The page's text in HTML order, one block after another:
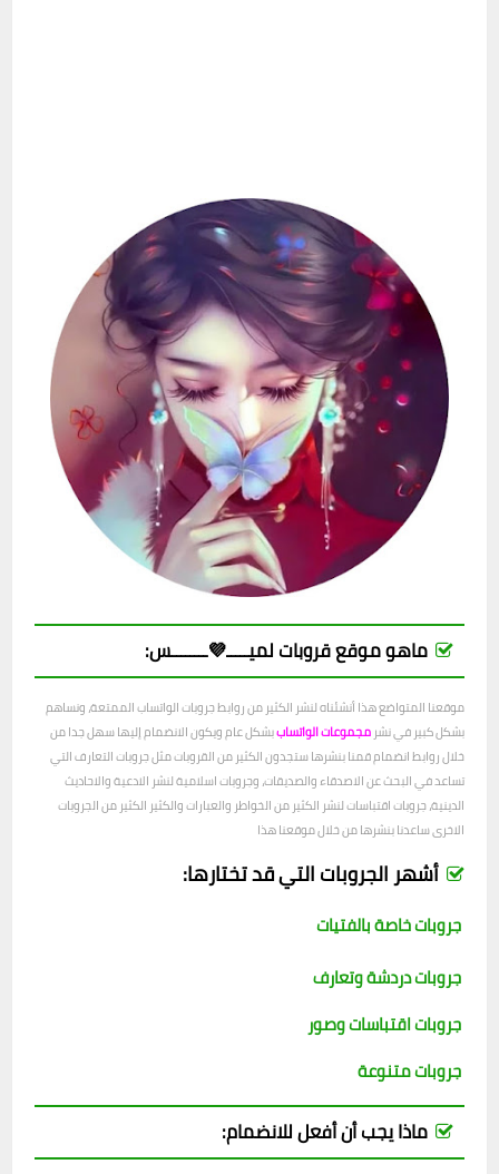
ماهو موقع قروبات لميـــــ💜ــــــــس:
موقعنا المتواضع هذا أنشئناه لنشر الكثير من روابط جروبات الواتساب الممتعة، ونساهم
بشكل كبير في نشر مجموعات الواتساببشكل عام ويكون الانضمام إليها سهل جدا من
خلال روابط انضمام قمنا بنشرها ستجدون الكثير من القروبات مثل جروبات التعارف التي
تساعد في البحث عن الاصدقاء والصديقات، وجروبات اسلامية لنشر الادعية والاحاديث
الدينية، جروبات اقتباسات لنشر الكثير من الخواطر والعبارات والكثير الكثير من الجروبات
الاخرى ساعدنا بنشرها من خلال موقعنا هذا
أشهر الجروبات التي قد تختارها:
جروبات خاصة بالفتيات
جروبات دردشة وتعارف
جروبات اقتباسات وصور
جروبات متنوعة
ماذا يجب أن أفعل للانضمام: